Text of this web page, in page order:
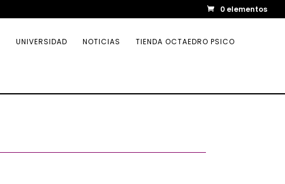
0 elementos
UNIVERSIDAD NOTICIAS TIENDA OCTAEDRO PSICO